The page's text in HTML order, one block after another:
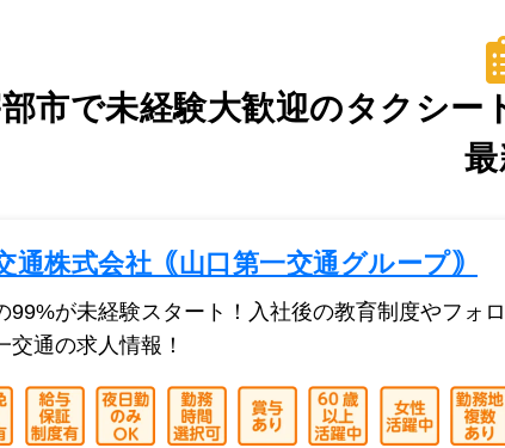
市で未経験大歓迎のタクシ
最
通株式会社｟山口第一交通グループ｠
99%が未経験スタート！入社後の教育制度やフ
交通の求人情報！